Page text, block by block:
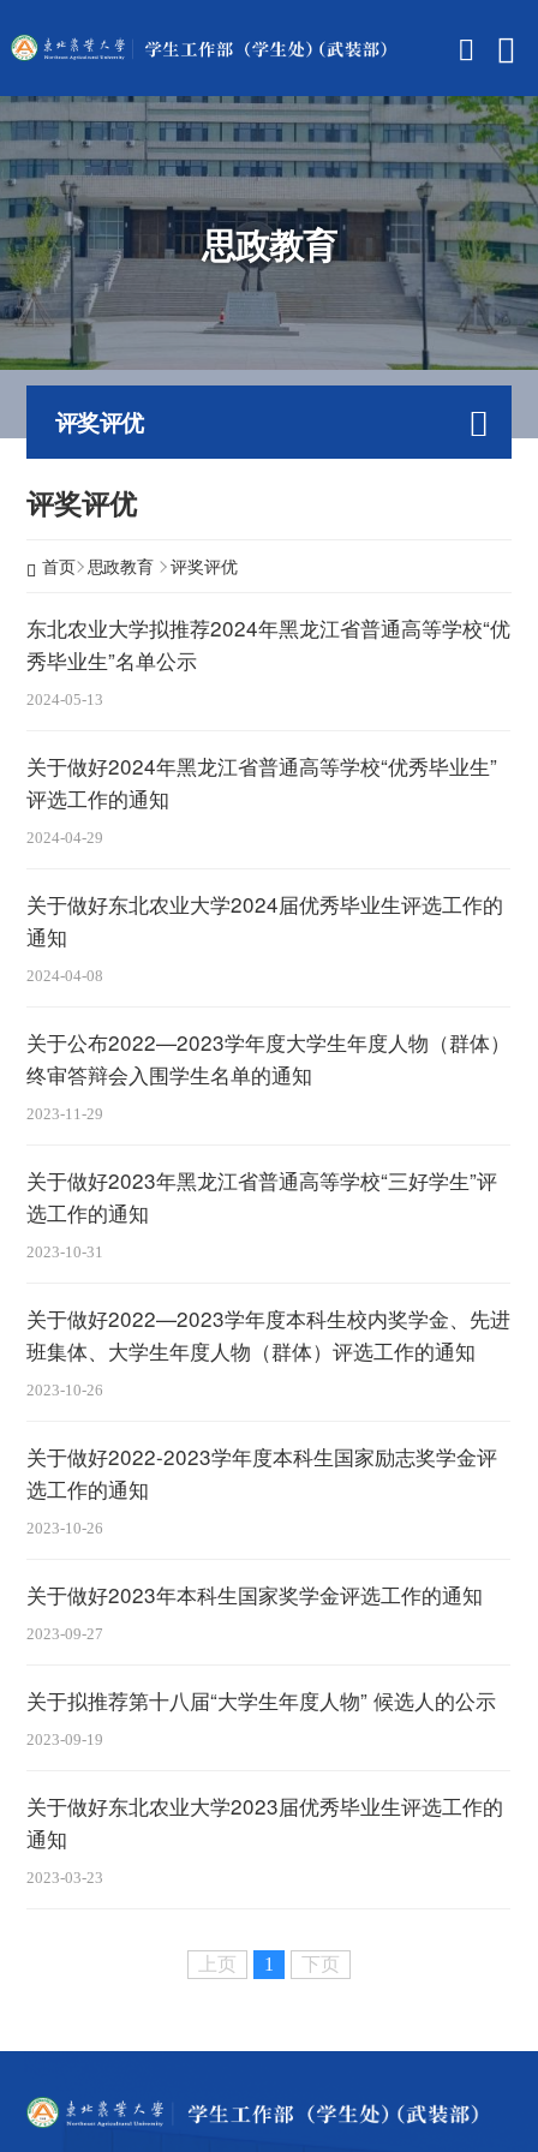
思政教育
评奖评优
评奖评优
首页 思政教育 评奖评优
东北农业大学拟推荐2024年黑龙江省普通高等学校“优
秀毕业生”名单公示
2024-05-13
关于做好2024年黑龙江省普通高等学校“优秀毕业生”
评选工作的通知
2024-04-29
关于做好东北农业大学2024届优秀毕业生评选工作的
通知
2024-04-08
关于公布2022—2023学年度大学生年度人物（群体）
终审答辩会入围学生名单的通知
2023-11-29
关于做好2023年黑龙江省普通高等学校“三好学生”评
选工作的通知
2023-10-31
关于做好2022—2023学年度本科生校内奖学金、先进
班集体、大学生年度人物（群体）评选工作的通知
2023-10-26
关于做好2022-2023学年度本科生国家励志奖学金评
选工作的通知
2023-10-26
关于做好2023年本科生国家奖学金评选工作的通知
2023-09-27
关于拟推荐第十八届“大学生年度人物” 候选人的公示
2023-09-19
关于做好东北农业大学2023届优秀毕业生评选工作的
通知
2023-03-23
上页 1 下页